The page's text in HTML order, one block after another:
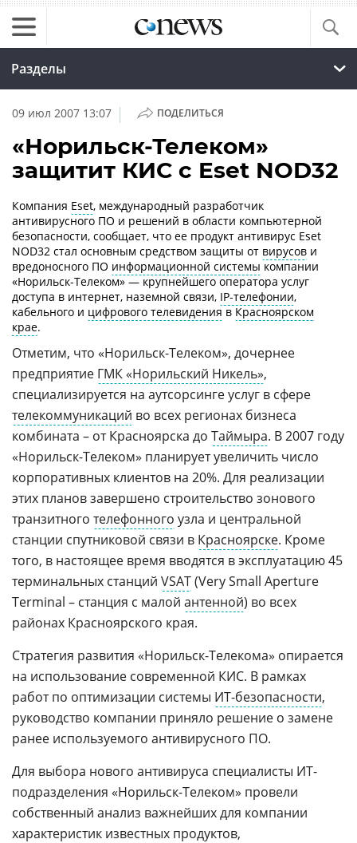
Разделы
09 июл 2007 13:07 | ПОДЕЛИТЬСЯ
«Норильск-Телеком»
защитит КИС с Eset NOD32
Компания Eset, международный разработчик
антивирусного ПО и решений в области компьютерной
безопасности, сообщает, что ее продукт антивирус Eset
NOD32 стал основным средством защиты от вирусов и
вредоносного ПО информационной системы компании
«Норильск-Телеком» — крупнейшего оператора услуг
доступа в интернет, наземной связи, IP-телефонии,
кабельного и цифрового телевидения в Красноярском
крае.
Отметим, что «Норильск-Телеком», дочернее
предприятие ГМК «Норильский Никель»,
специализируется на аутсорсинге услуг в сфере
телекоммуникаций во всех регионах бизнеса
комбината – от Красноярска до Таймыра. В 2007 году
«Норильск-Телеком» планирует увеличить число
корпоративных клиентов на 20%. Для реализации
этих планов завершено строительство зонового
транзитного телефонного узла и центральной
станции спутниковой связи в Красноярске. Кроме
того, в настоящее время вводятся в эксплуатацию 45
терминальных станций VSAT(Very Small Aperture
Terminal – станция с малой антенной) во всех
районах Красноярского края.
Стратегия развития «Норильск-Телекома» опирается
на использование современной КИС. В рамках
работ по оптимизации системы ИТ-безопасности,
руководство компании приняло решение о замене
ранее используемого антивирусного ПО.
Для выбора нового антивируса специалисты ИТ-
подразделения «Норильск-Телеком» провели
собственный анализ важнейших для компании
характеристик известных продуктов,